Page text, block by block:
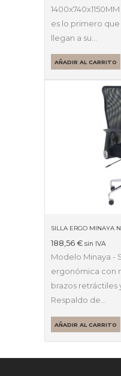
es lo primero
llegan a su…
AÑADIR AL CARRITO
SILLA ERGO MINAYA
188,56 € sin IVA
Modelo Minaya -
ergonómica con
brazos retráctiles
Respaldo de…
AÑADIR AL CARRITO